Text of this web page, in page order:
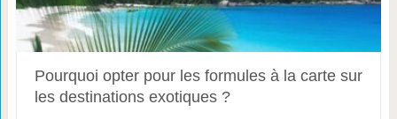
Pourquoi opter pour les formules à la carte sur
les destinations exotiques ?